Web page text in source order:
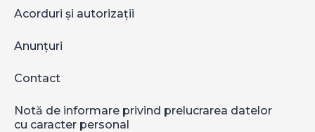
Acorduri și autorizații
Anunțuri
Contact
Notă de informare privind prelucrarea datelor
cu caracter personal